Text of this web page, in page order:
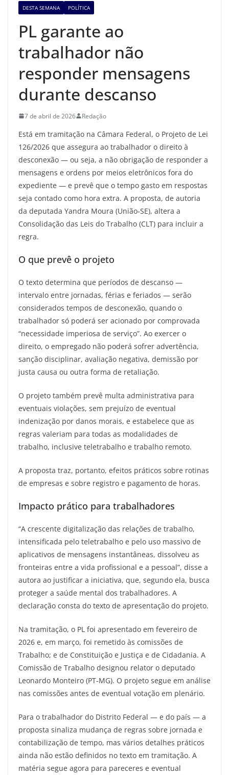
DESTA SEMANA POLÍTICA
PL garante ao
trabalhador não
responder mensagens
durante descanso
7 de abril de 2026 Redação
Está em tramitação na Câmara Federal, o Projeto de Lei
126/2026 que assegura ao trabalhador o direito à
desconexão — ou seja, a não obrigação de responder a
mensagens e ordens por meios eletrônicos fora do
expediente — e prevê que o tempo gasto em respostas
seja contado como hora extra. A proposta, de autoria
da deputada Yandra Moura (União‑SE), altera a
Consolidação das Leis do Trabalho (CLT) para incluir a
regra.
O que prevê o projeto
O texto determina que períodos de descanso —
intervalo entre jornadas, férias e feriados — serão
considerados tempos de desconexão, quando o
trabalhador só poderá ser acionado por comprovada
“necessidade imperiosa de serviço”. Ao exercer o
direito, o empregado não poderá sofrer advertência,
sanção disciplinar, avaliação negativa, demissão por
justa causa ou outra forma de retaliação.
O projeto também prevê multa administrativa para
eventuais violações, sem prejuízo de eventual
indenização por danos morais, e estabelece que as
regras valeriam para todas as modalidades de
trabalho, inclusive teletrabalho e trabalho remoto.
A proposta traz, portanto, efeitos práticos sobre rotinas
de empresas e sobre registro e pagamento de horas.
Impacto prático para trabalhadores
“A crescente digitalização das relações de trabalho,
intensificada pelo teletrabalho e pelo uso massivo de
aplicativos de mensagens instantâneas, dissolveu as
fronteiras entre a vida profissional e a pessoal”, disse a
autora ao justificar a iniciativa, que, segundo ela, busca
proteger a saúde mental dos trabalhadores. A
declaração consta do texto de apresentação do projeto.
Na tramitação, o PL foi apresentado em fevereiro de
2026 e, em março, foi remetido às comissões de
Trabalho; e de Constituição e Justiça e de Cidadania. A
Comissão de Trabalho designou relator o deputado
Leonardo Monteiro (PT‑MG). O projeto segue em análise
nas comissões antes de eventual votação em plenário.
Para o trabalhador do Distrito Federal — e do país — a
proposta sinaliza mudança de regras sobre jornada e
contabilização de tempo, mas vários detalhes práticos
ainda não estão definidos no texto em tramitação. A
matéria segue agora para pareceres e eventual